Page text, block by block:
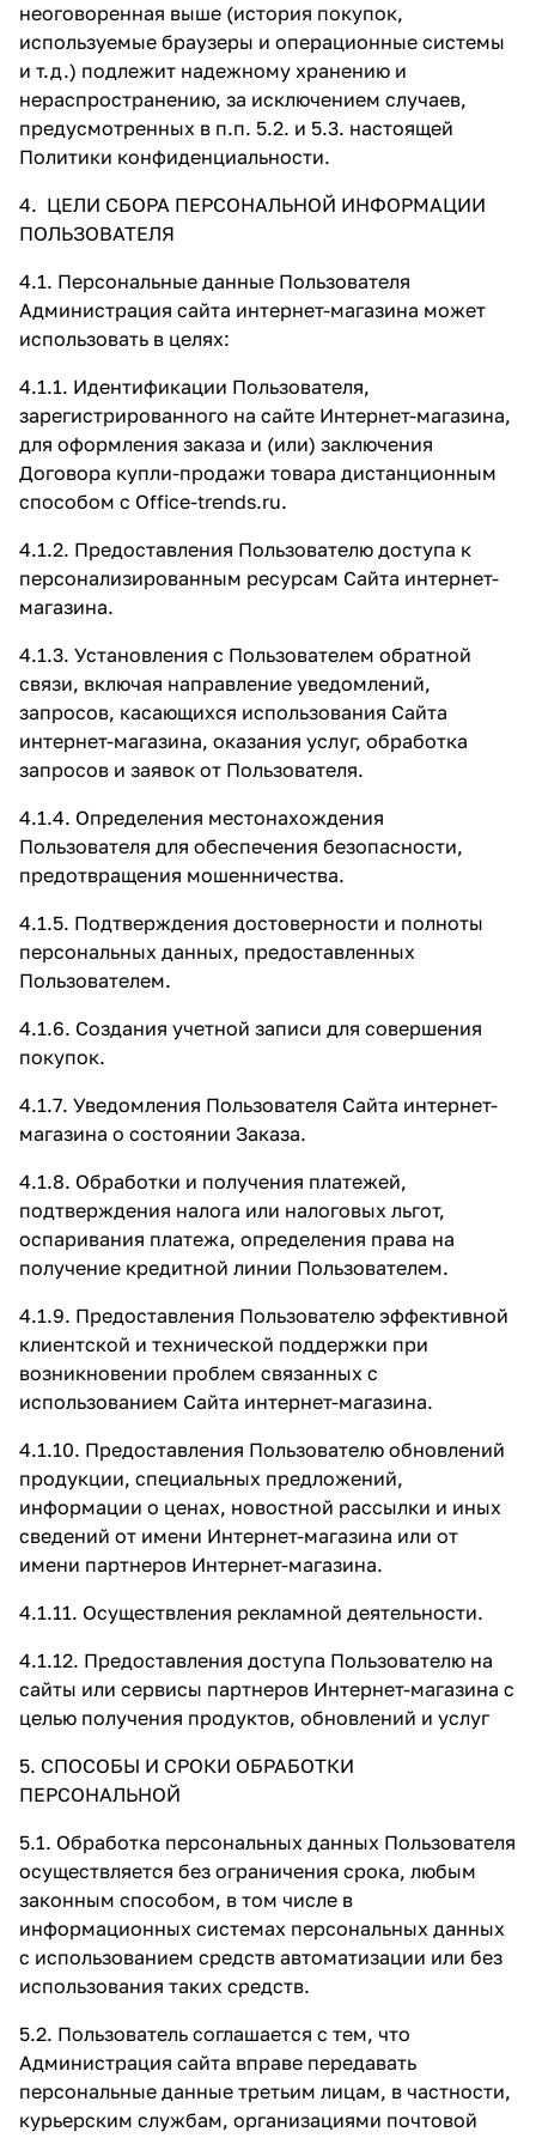
неоговоренная выше (история покупок,
используемые браузеры и операционные системы
и т.д.) подлежит надежному хранению и
нераспространению, за исключением случаев,
предусмотренных в п.п. 5.2. и 5.3. настоящей
Политики конфиденциальности.
4. ЦЕЛИ СБОРА ПЕРСОНАЛЬНОЙ ИНФОРМАЦИИ
ПОЛЬЗОВАТЕЛЯ
4.1. Персональные данные Пользователя
Администрация сайта интернет-магазина может
использовать в целях:
4.1.1. Идентификации Пользователя,
зарегистрированного на сайте Интернет-магазина,
для оформления заказа и (или) заключения
Договора купли-продажи товара дистанционным
способом с Office-trends.ru.
4.1.2. Предоставления Пользователю доступа к
персонализированным ресурсам Сайта интернет-
магазина.
4.1.3. Установления с Пользователем обратной
связи, включая направление уведомлений,
запросов, касающихся использования Сайта
интернет-магазина, оказания услуг, обработка
запросов и заявок от Пользователя.
4.1.4. Определения местонахождения
Пользователя для обеспечения безопасности,
предотвращения мошенничества.
4.1.5. Подтверждения достоверности и полноты
персональных данных, предоставленных
Пользователем.
4.1.6. Создания учетной записи для совершения
покупок.
4.1.7. Уведомления Пользователя Сайта интернет-
магазина о состоянии Заказа.
4.1.8. Обработки и получения платежей,
подтверждения налога или налоговых льгот,
оспаривания платежа, определения права на
получение кредитной линии Пользователем.
4.1.9. Предоставления Пользователю эффективной
клиентской и технической поддержки при
возникновении проблем связанных с
использованием Сайта интернет-магазина.
4.1.10. Предоставления Пользователю обновлений
продукции, специальных предложений,
информации о ценах, новостной рассылки и иных
сведений от имени Интернет-магазина или от
имени партнеров Интернет-магазина.
4.1.11. Осуществления рекламной деятельности.
4.1.12. Предоставления доступа Пользователю на
сайты или сервисы партнеров Интернет-магазина с
целью получения продуктов, обновлений и услуг
5. СПОСОБЫ И СРОКИ ОБРАБОТКИ
ПЕРСОНАЛЬНОЙ
5.1. Обработка персональных данных Пользователя
осуществляется без ограничения срока, любым
законным способом, в том числе в
информационных системах персональных данных
с использованием средств автоматизации или без
использования таких средств.
5.2. Пользователь соглашается с тем, что
Администрация сайта вправе передавать
персональные данные третьим лицам, в частности,
курьерским службам, организациями почтовой